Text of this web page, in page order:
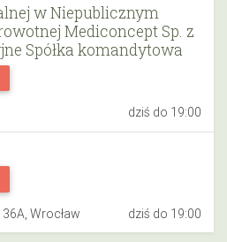
w Niepublicznym
Mediconcept Sp. z
Spółka komandytowa
dziś do 19:00
Wrocław dziś do 19:00